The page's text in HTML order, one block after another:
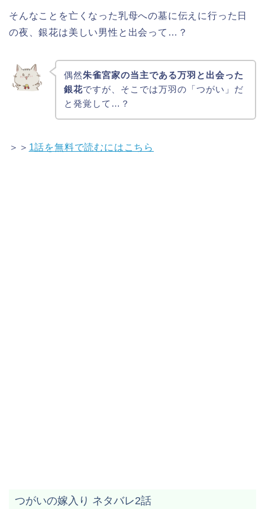
そんなことを亡くなった乳母への墓に伝えに行った日
の夜、銀花は美しい男性と出会って…？
偶然朱雀宮家の当主である万羽と出会った
銀花ですが、そこでは万羽の「つがい」だ
と発覚して…？
＞＞ 1話を無料で読むにはこちら
つがいの嫁入り ネタバレ2話